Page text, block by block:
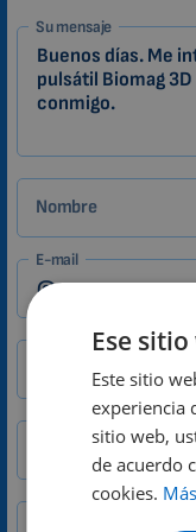
1-
ES
Zákazník
Su mensaje
Nombre
E-mail
Teléfono
Ese
Este sitio
experiencia
sitio web,
de acuerdo
cookies.